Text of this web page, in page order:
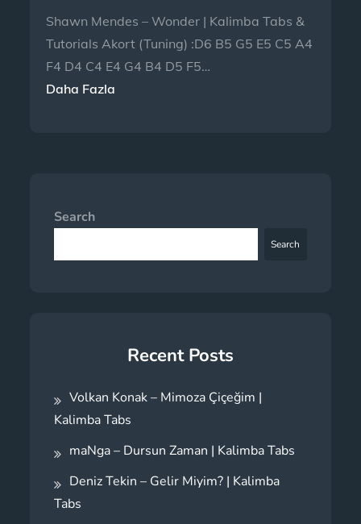
Shawn Mendes – Wonder | Kalimba Tabs &
Tutorials Akort (Tuning) :D6 B5 G5 E5 C5 A4
F4 D4 C4 E4 G4 B4 D5 F5…
Daha Fazla
Search
Search
Recent Posts
Volkan Konak – Mimoza Çiçeğim |
Kalimba Tabs
maNga – Dursun Zaman | Kalimba Tabs
Deniz Tekin – Gelir Miyim? | Kalimba
Tabs